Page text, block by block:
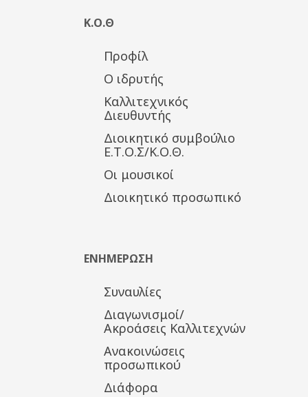
Κ.Ο.Θ
Προφίλ
Ο ιδρυτής
Καλλιτεχνικός
Διευθυντής
Διοικητικό συμβούλιο
Ε.Τ.Ο.Σ/Κ.Ο.Θ.
Οι μουσικοί
Διοικητικό προσωπικό
ΕΝΗΜΕΡΩΣΗ
Συναυλίες
Διαγωνισμοί/
Ακροάσεις Καλλιτεχνών
Ανακοινώσεις
προσωπικού
Διάφορα